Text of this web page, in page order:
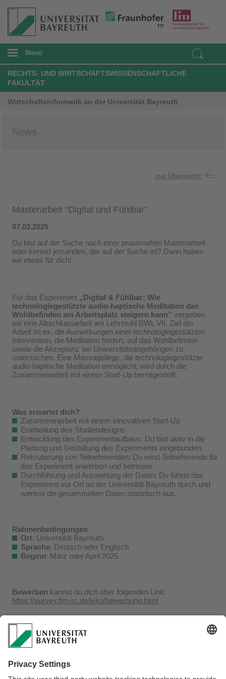
Menü
RECHTS- UND WIRTSCHAFTSWISSENSCHAFTLICHE
FAKULTÄT
Wirtschaftsinformatik an der Universität Bayreuth
News
zur Übersicht
Masterarbeit “Digital und Fühlbar”
07.03.2025
Du bist auf der Suche nach einer praxisnahen Masterarbeit
oder kennst jemanden, der auf der Suche ist? Dann haben
wir etwas für dich!
Für das Experiment „Digital & Fühlbar: Wie
technologiegestützte audio-haptische Meditation das
Wohlbefinden am Arbeitsplatz steigern kann” vergeben
wir eine Abschlussarbeit am Lehrstuhl BWL VII. Ziel der
Arbeit ist es, die Auswirkungen einer technologiegestützten
Intervention, die Meditation fördert, auf das Wohlbefinden
sowie die Akzeptanz bei Universitätsangehörigen zu
untersuchen. Eine Massageliege, die technologiegestützte
audio-haptische Meditation ermöglicht, wird durch die
Zusammenarbeit mit einem Start-Up bereitgestellt.
Was erwartet dich?
Zusammenarbeit mit einem innovativen Start-Up
Erarbeitung des Studiendesigns
Entwicklung des Experimentaufbaus: Du bist aktiv in die
Planung und Gestaltung des Experiments eingebunden.
Rekrutierung von Teilnehmenden: Du wirst Teilnehmende für
das Experiment anwerben und betreuen.
Durchführung und Auswertung der Daten: Du führst das
Experiment vor Ort an der Universität Bayreuth durch und
wertest die gesammelten Daten statistisch aus.
Rahmenbedingungen
Ort: Universität Bayreuth
Sprache: Deutsch oder Englisch
Beginn: März oder April 2025
Bewerben kannst du dich über folgenden Link:
https://survey.fim-rc.de/leko/bewerbung.html
Bei Fragen kannst du sehr gerne auf uns zukommen
(berit.helmus@uni-bayreuth.de